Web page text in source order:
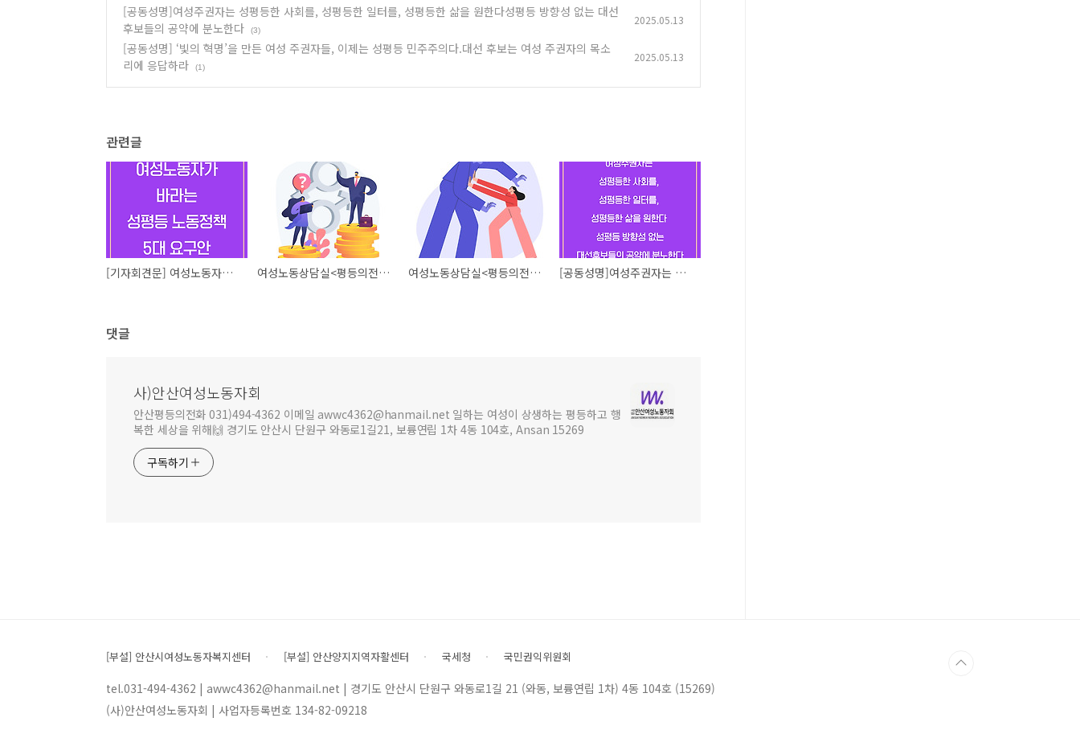
[공동성명]여성주권자는 성평등한 사회를, 성평등한 일터를, 성평등한 삶을 원한다성평등 방향성 없는 대선
후보들의 공약에 분노한다
(3)
2025.05.13
[공동성명] ‘빛의 혁명’을 만든 여성 주권자들, 이제는 성평등 민주주의다.대선 후보는 여성 주권자의 목소
리에 응답하라
(1)
2025.05.13
관련글
[기자회견문] 여성노동자가 바라는 성평등노동정책 5대 요구안 여성노동상담실<평등의전화>상담사례로 살펴본 여성노동자의 현실 [5화] 성차별이지만 다시 심사하라? 차별해소하지 못한 구제명령 여성노동상담실<평등의전화>상담사례로 살펴본 여성노동자의 현실 [3화] 성차별 조직문화에 맞선 외침, 그러나 돌아온 건 해고 였다 [공동성명]여성주권자는 성평등한 사회를, 성평등한 일터를, 성평등한 삶을 원한다성평등 방향성 없는 대선후보들의 공약에 분노한다
댓글
사)안산여성노동자회
안산평등의전화 031)494-4362 이메일 awwc4362@hanmail.net 일하는 여성이 상생하는 평등하고 행
복한 세상을 위해🙌 경기도 안산시 단원구 와동로1길21, 보륭연립 1차 4동 104호, Ansan 15269
구독하기
[부설] 안산시여성노동자복지센터 [부설] 안산양지지역자활센터 국세청 국민권익위원회
tel.031-494-4362 | awwc4362@hanmail.net | 경기도 안산시 단원구 와동로1길 21 (와동, 보륭연립 1차) 4동 104호 (15269)
(사)안산여성노동자회 | 사업자등록번호 134-82-09218